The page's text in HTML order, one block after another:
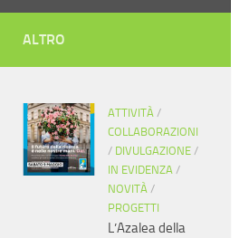
ALTRO
ATTIVITÀ /
COLLABORAZIONI
/ DIVULGAZIONE /
IN EVIDENZA /
NOVITÀ /
PROGETTI
L’Azalea della